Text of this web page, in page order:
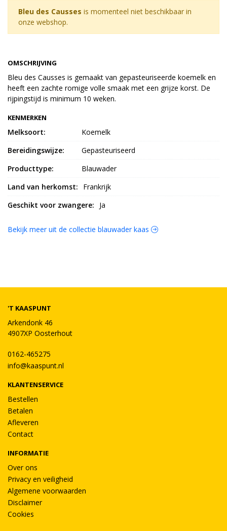
OMSCHRIJVING
Bleu des Causses is gemaakt van gepasteuriseerde koemelk en
heeft een zachte romige volle smaak met een grijze korst. De
rijpingstijd is minimum 10 weken.
Bleu des Causses is momenteel niet beschikbaar in
onze webshop.
KENMERKEN
Melksoort:
Koemelk
Bereidingswijze:
Gepasteuriseerd
Producttype:
Blauwader
Land van herkomst:
Frankrijk
Geschikt voor zwangere:
Ja
Bekijk meer uit de collectie blauwader kaas
'T KAASPUNT
Arkendonk 46
4907XP Oosterhout
0162-465275
info@kaaspunt.nl
KLANTENSERVICE
Bestellen
Betalen
Afleveren
Contact
INFORMATIE
Over ons
Privacy en veiligheid
Algemene voorwaarden
Disclaimer
Cookies